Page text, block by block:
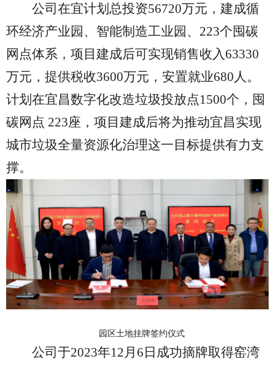
公司在宜计划总投资56720万元，建成循
环经济产业园、智能制造工业园、223个囤碳
网点体系，项目建成后可实现销售收入63330
万元，提供税收3600万元，安置就业680人。
计划在宜昌数字化改造垃圾投放点1500个，囤
碳网点 223座，项目建成后将为推动宜昌实现
城市垃圾全量资源化治理这一目标提供有力支
撑。
园区土地挂牌签约仪式
公司于2023年12月6日成功摘牌取得窑湾